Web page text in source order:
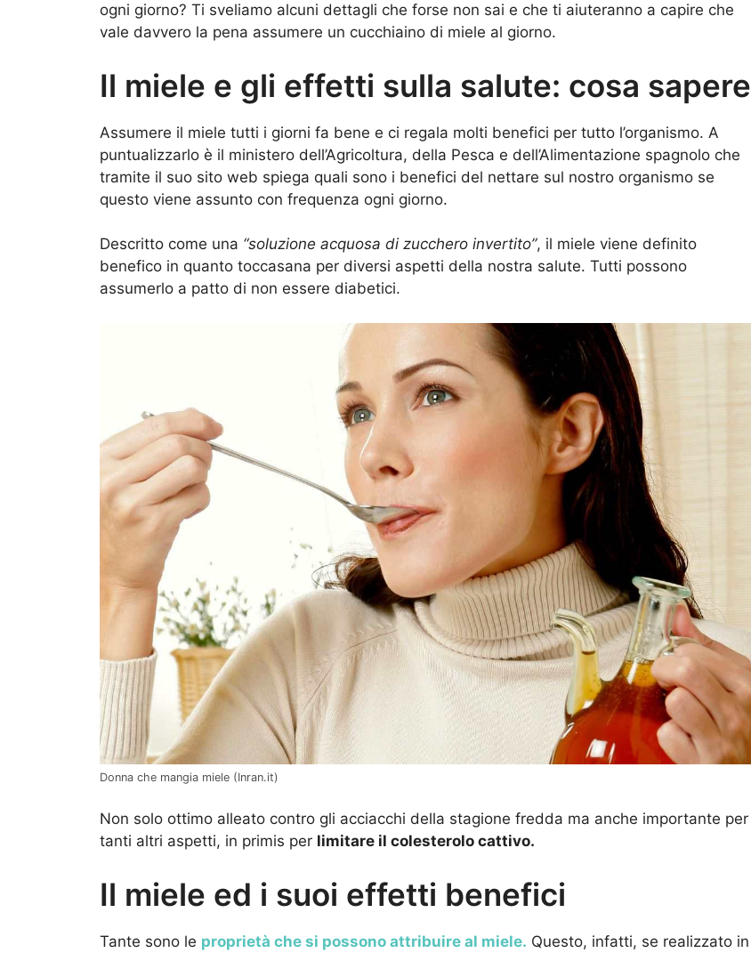
ogni giorno? Ti sveliamo alcuni dettagli che forse non sai e che ti aiuteranno a capire che
vale davvero la pena assumere un cucchiaino di miele al giorno.
Il miele e gli effetti sulla salute: cosa sapere
Assumere il miele tutti i giorni fa bene e ci regala molti benefici per tutto l’organismo. A
puntualizzarlo è il ministero dell’Agricoltura, della Pesca e dell’Alimentazione spagnolo che
tramite il suo sito web spiega quali sono i benefici del nettare sul nostro organismo se
questo viene assunto con frequenza ogni giorno.
Descritto come una “soluzione acquosa di zucchero invertito”, il miele viene definito
benefico in quanto toccasana per diversi aspetti della nostra salute. Tutti possono
assumerlo a patto di non essere diabetici.
Donna che mangia miele (Inran.it)
Non solo ottimo alleato contro gli acciacchi della stagione fredda ma anche importante per
tanti altri aspetti, in primis per limitare il colesterolo cattivo.
Il miele ed i suoi effetti benefici
Tante sono le proprietà che si possono attribuire al miele. Questo, infatti, se realizzato in